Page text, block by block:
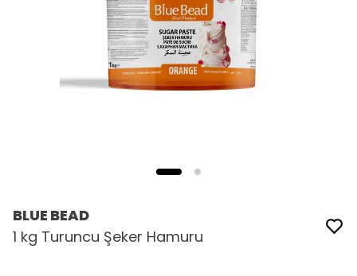
BLUE BEAD
1 kg Turuncu Şeker Hamuru